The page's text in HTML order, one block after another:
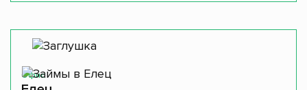
Офис